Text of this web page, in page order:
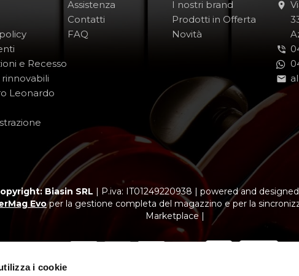
i cookie
e Recesso
Leonardo
Assistenza
Contatti
FAQ
I nostri brand
Prodotti in Offerta
Novità
-
-
Biasin SRL | P.iva: IT01249220938 | powered and
Evoper la gestione completa del magazzino e per la
Marketplace |